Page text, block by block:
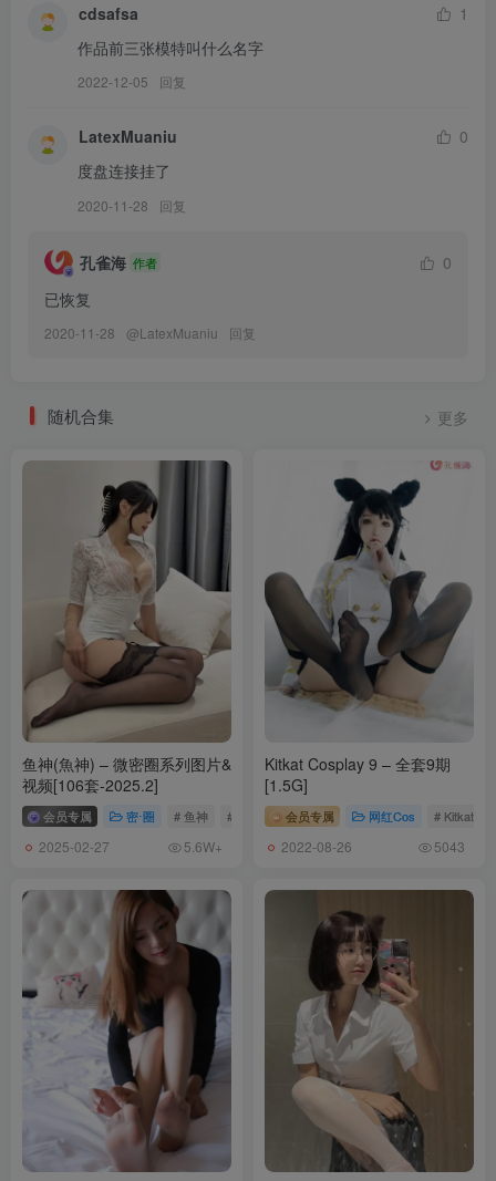
[PDL潘多拉] 2019.05.15 NO.399
[PDL潘多拉] 2019.05.13 NO.398
[PDL潘多拉] 2019.05.03 NO.392
[PDL潘多拉] 2019.05.01 NO.391
[PDL潘多拉] 2019.04.27 NO.389
[PDL潘多拉] 2019.04.25 NO.388
[PDL潘多拉] 2019.04.20 NO.386
[PDL潘多拉] 2019.04.18 NO.385
[PDL潘多拉] 2019.04.14 NO.383
[PDL潘多拉] 2019.04.07 NO.379
[PDL潘多拉] 2019.04.02 NO.377
[PDL潘多拉] 2019.04.01 NO.376
[PDL潘多拉] 2019.03.29 NO.375 视频
[PDL潘多拉] 2019.03.29 NO.374 土肥圆矮挫穷
[PDL潘多拉] 2019.03.26 NO.373
[PDL潘多拉] 2019.03.23 NO.371
[PDL潘多拉] 2019.03.20 NO.370 亦菲 视频
[PDL潘多拉] 2019.03.20 NO.369
[PDL潘多拉] 2019.03.19 NO.368 土肥圆矮挫穷
[PDL潘多拉] 2019.03.18 NO.367
[PDL潘多拉] 2019.03.17 NO.366
[PDL潘多拉] 2019.03.16 NO.365
[PDL潘多拉] 2019.03.14 NO.364
[PDL潘多拉] 2019.03.12 NO.363 视频
[PDL潘多拉] 2019.03.10 NO.361
[PDL潘多拉] 2019.03.09 NO.360
[PDL潘多拉] 2019.03.03 NO.358 梦心玥
[PDL潘多拉] 2019.02.26 NO.355
[PDL潘多拉] 2019.02.22 NO.352 陈雅漫
[PDL潘多拉] 2019.02.21 NO.351
[PDL潘多拉] 2019.02.20 NO.350 K8傲娇萌萌
[PDL潘多拉] 2019.02.19 NO.349 梦心玥
[PDL潘多拉] 2019.02.18 NO.348 赵小米
[PDL潘多拉] 2019.02.17 NO.346
cdsafsa
1
作品前三张模特叫什么名字
2022-12-05 回复
LatexMuaniu
0
度盘连接挂了
2020-11-28 回复
孔雀海 作者
0
已恢复
2020-11-28 @LatexMuaniu 回复
随机合集 更多
鱼神(魚神) – 微密圈系列图片&
视频[106套-2025.2]
会员专属 密⋅圈 # 鱼神 # 鱼神微密圈 # 魚神
2025-02-27 5.6W+
Kitkat Cosplay 9 – 全套9期
[1.5G]
会员专属 网红Cos # Kitkat
2022-08-26 5043